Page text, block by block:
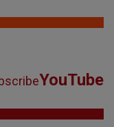
YouTube